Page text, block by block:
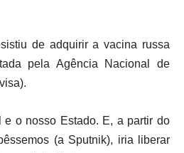
de adquirir a vacina russa
pela Agência Nacional de
e o nosso Estado. E, a partir do
(a Sputnik), iria liberar